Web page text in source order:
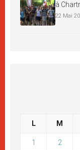
à
22 Mai
L M
1 2